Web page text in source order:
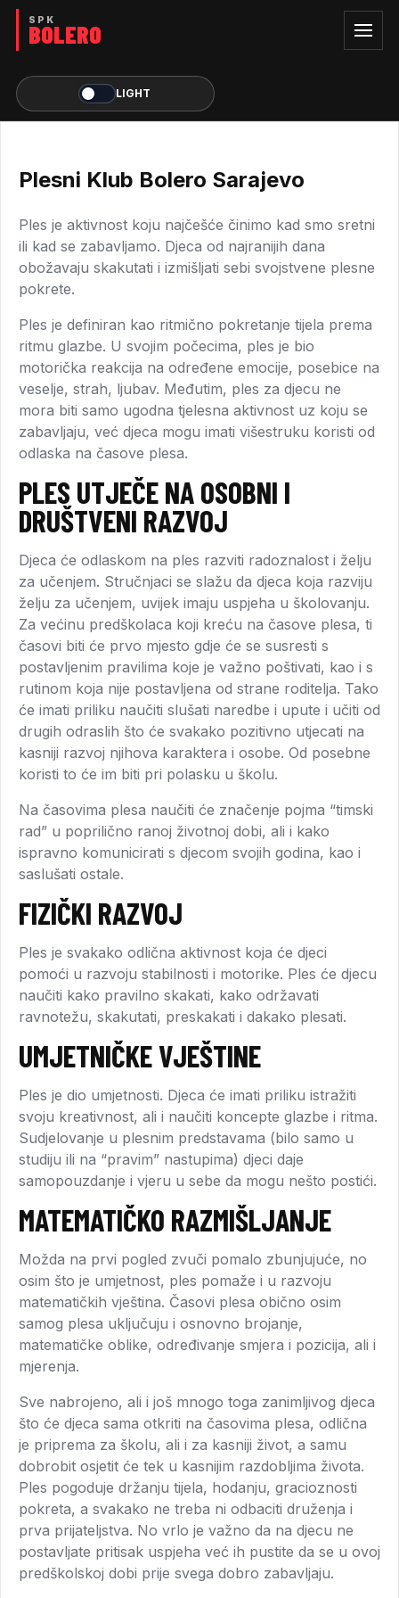
LIGHT
Plesni Klub Bolero Sarajevo
Ples je aktivnost koju najčešće činimo kad smo sretni
ili kad se zabavljamo. Djeca od najranijih dana
obožavaju skakutati i izmišljati sebi svojstvene plesne
pokrete.
Ples je definiran kao ritmično pokretanje tijela prema
ritmu glazbe. U svojim počecima, ples je bio
motorička reakcija na određene emocije, posebice na
veselje, strah, ljubav. Međutim, ples za djecu ne
mora biti samo ugodna tjelesna aktivnost uz koju se
zabavljaju, već djeca mogu imati višestruku koristi od
odlaska na časove plesa.
PLES UTJEČE NA OSOBNI I
DRUŠTVENI RAZVOJ
Djeca će odlaskom na ples razviti radoznalost i želju
za učenjem. Stručnjaci se slažu da djeca koja razviju
želju za učenjem, uvijek imaju uspjeha u školovanju.
Za većinu predškolaca koji kreću na časove plesa, ti
časovi biti će prvo mjesto gdje će se susresti s
postavljenim pravilima koje je važno poštivati, kao i s
rutinom koja nije postavljena od strane roditelja. Tako
će imati priliku naučiti slušati naredbe i upute i učiti od
drugih odraslih što će svakako pozitivno utjecati na
kasniji razvoj njihova karaktera i osobe. Od posebne
koristi to će im biti pri polasku u školu.
Na časovima plesa naučiti će značenje pojma “timski
rad” u poprilično ranoj životnoj dobi, ali i kako
ispravno komunicirati s djecom svojih godina, kao i
saslušati ostale.
FIZIČKI RAZVOJ
Ples je svakako odlična aktivnost koja će djeci
pomoći u razvoju stabilnosti i motorike. Ples će djecu
naučiti kako pravilno skakati, kako održavati
ravnotežu, skakutati, preskakati i dakako plesati.
UMJETNIČKE VJEŠTINE
Ples je dio umjetnosti. Djeca će imati priliku istražiti
svoju kreativnost, ali i naučiti koncepte glazbe i ritma.
Sudjelovanje u plesnim predstavama (bilo samo u
studiju ili na “pravim” nastupima) djeci daje
samopouzdanje i vjeru u sebe da mogu nešto postići.
MATEMATIČKO RAZMIŠLJANJE
Možda na prvi pogled zvuči pomalo zbunjujuće, no
osim što je umjetnost, ples pomaže i u razvoju
matematičkih vještina. Časovi plesa obično osim
samog plesa uključuju i osnovno brojanje,
matematičke oblike, određivanje smjera i pozicija, ali i
mjerenja.
Sve nabrojeno, ali i još mnogo toga zanimljivog djeca
što će djeca sama otkriti na časovima plesa, odlična
je priprema za školu, ali i za kasniji život, a samu
dobrobit osjetit će tek u kasnijim razdobljima života.
Ples pogoduje držanju tijela, hodanju, gracioznosti
pokreta, a svakako ne treba ni odbaciti druženja i
prva prijateljstva. No vrlo je važno da na djecu ne
postavljate pritisak uspjeha već ih pustite da se u ovoj
predškolskoj dobi prije svega dobro zabavljaju.